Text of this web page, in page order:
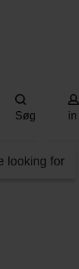
looking for
Søg
in